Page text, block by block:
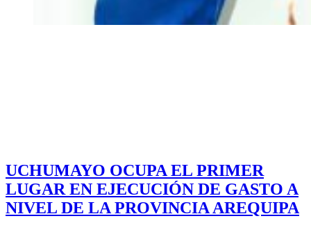
UCHUMAYO OCUPA EL PRIMER
LUGAR EN EJECUCIÓN DE GASTO A
NIVEL DE LA PROVINCIA AREQUIPA